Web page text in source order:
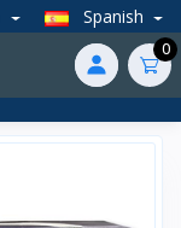
Spanish
0